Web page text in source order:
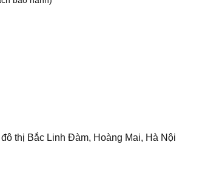
thị Bắc Linh Đàm, Hoàng Mai, Hà Nội